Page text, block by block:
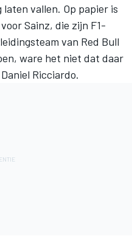
vallen. Op papier is
Sainz, die zijn F1-
van Red Bull
ware het niet dat daar
Daniel Ricciardo.